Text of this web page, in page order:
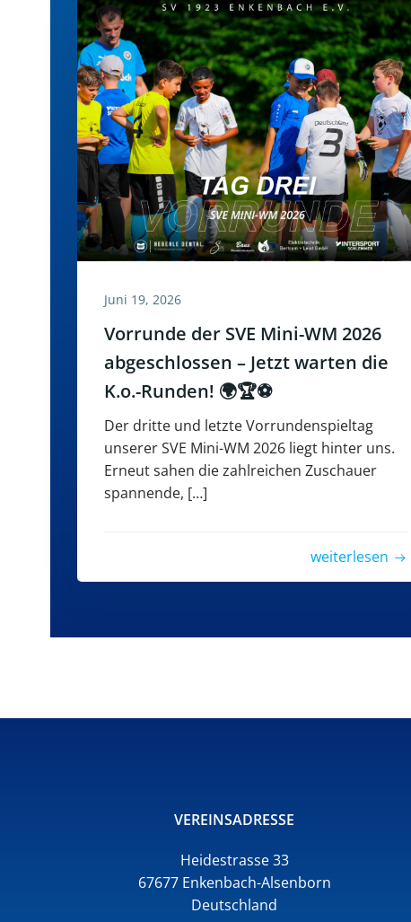
Juni 19, 2026
Vorrunde der SVE Mini-WM 2026
abgeschlossen – Jetzt warten die
K.o.-Runden! 🌍🏆⚽
Der dritte und letzte Vorrundenspieltag
unserer SVE Mini-WM 2026 liegt hinter uns.
Erneut sahen die zahlreichen Zuschauer
spannende, […]
weiterlesen
VEREINSADRESSE
Heidestrasse 33
67677 Enkenbach-Alsenborn
Deutschland